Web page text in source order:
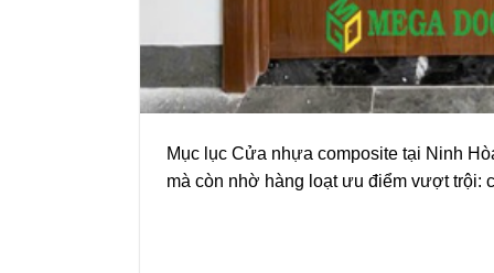
Mục lục Cửa nhựa composite tại Ninh
mà còn nhờ hàng loạt ưu điểm vượt trội: